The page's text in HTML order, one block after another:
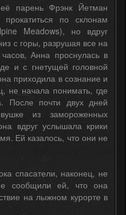
парень Фрэнк Йетман
по склонам
Meadows), но вдруг
с горы, разрушая все на
Анна проснулась в
и с гнетущей головной
приходила в сознание и
не начала понимать, где
После почти двух дней
из замороженных
вдруг услышала крики
Ей казалось, что они не
спасатели, наконец, не
сообщили ей, что она
на лыжном курорте в